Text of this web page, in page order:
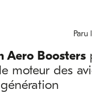
Paru
Aero Boosters
moteur des